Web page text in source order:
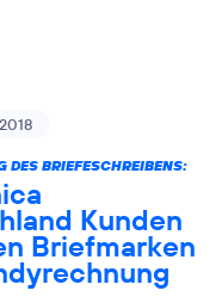
DES BRIEFESCHREIBENS:
Kunden
Briefmarken